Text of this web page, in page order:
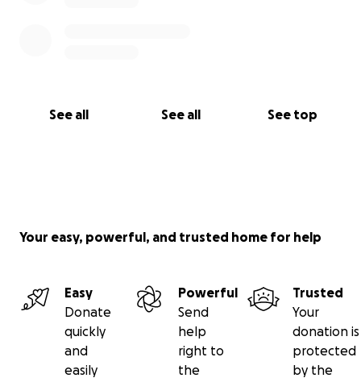
See all See all See top
Your easy, powerful, and trusted home for help
Easy
Donate
quickly
and
easily
Powerful
Send
help
right to
the
Trusted
Your
donation is
protected
by the